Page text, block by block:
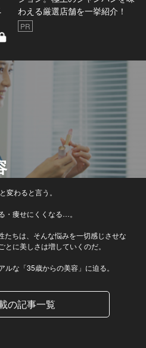
わえる厳選店舗を一挙紹介！
PR
変わると言う。
・痩せにくくなる…。
たちは、そんな悩みを一切感じさせな
に美しさは増していくのだ。
な「35歳からの美容」に迫る。
の記事一覧